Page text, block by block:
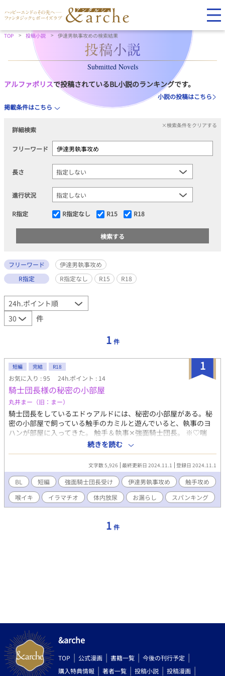
TOP 投稿小説 伊達男執事攻めの検索結果
Submitted Novels
アルファポリスで投稿されているBL小説のランキングです。
小説の投稿はこちら
掲載条件はこちら
詳細検索
×検索条件をクリアする
フリーワード
長さ
進行状況
R指定 R指定なし R15 R18
フリーワード
伊達男執事攻め
R指定
R指定なし R15 R18
件
1 件
1
短編 完結 R18
お気に入り : 95 24h.ポイント : 14
騎士団長様の秘密の小部屋
丸井まー（旧：まー）
騎士団長をしているエドゥアルドには、秘密の小部屋がある。秘
密の小部屋で飼っている触手のカミルと遊んでいると、執事のヨ
ハンが部屋に入ってきた。 触手＆執事✕強面騎士団長。 ※♡喘
ぎ、NTR要素、触手、スパンキング、喉イキ、イラマチオ、お漏
らし、小スカ、体内放尿があります！ ※ムーンライトノベルズさ
んでも公開しております。
続きを読む
文字数 5,926 最終更新日 2024.11.1 登録日 2024.11.1
BL 短編 強面騎士団長受け 伊達男執事攻め
触手攻め
喉イキ
イラマチオ 体内放尿 お漏らし スパンキング
1 件
&arche
TOP 公式漫画 書籍一覧
今後の刊行予定
購入特典情報
著者一覧 投稿小説 投稿漫画